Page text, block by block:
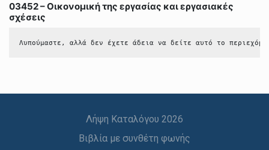
03452 – Οικονομική της εργασίας και εργασιακές
σχέσεις
Λυπούμαστε, αλλά δεν έχετε άδεια να δείτε αυτό το
Λήψη Καταλόγου 2026
Βιβλία με συνθέτη φωνής